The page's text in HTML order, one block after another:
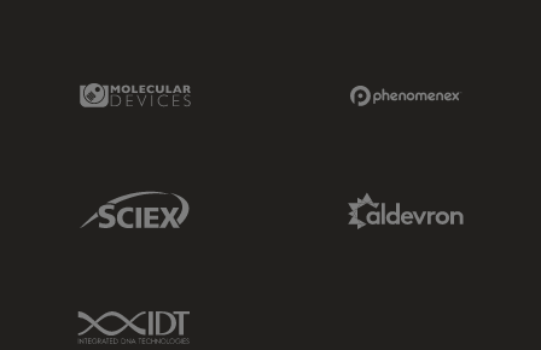
Molecular Devices Link
Sciex Link
IDT Link